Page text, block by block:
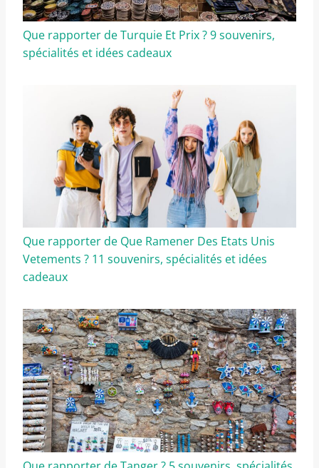
Que rapporter de Turquie Et Prix ? 9 souvenirs,
spécialités et idées cadeaux
Que rapporter de Que Ramener Des Etats Unis
Vetements ? 11 souvenirs, spécialités et idées
cadeaux